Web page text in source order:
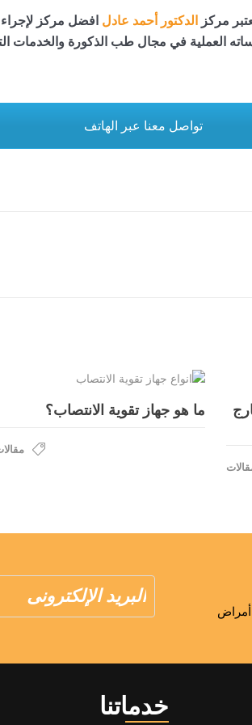
الدكتور أحمد عادل افضل مركز لإجراء
العملية في مجال طب الذكورة والخدمات
تواصل معنا عبر الهاتف
ما هو جهاز تقوية الانتصاب؟
أمراض
خدماتنا